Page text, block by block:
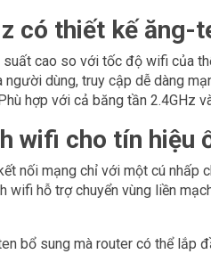
có thiết kế
suất cao so với tốc độ wifi của
người dùng, truy cập dễ dàng
hợp với cả băng tần 2.4GHz
wifi cho tín hiệu
nối mạng chỉ với một cú nhấp
wifi hỗ trợ chuyển vùng liền
bổ sung mà router có thể lắp